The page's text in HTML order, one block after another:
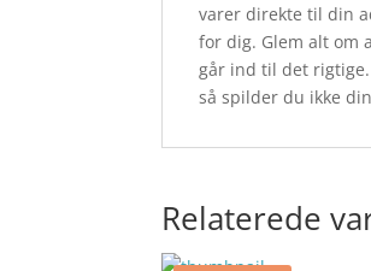
varer direkte til din
for dig. Glem alt om
går ind til det
så spilder du ikke
Relaterede